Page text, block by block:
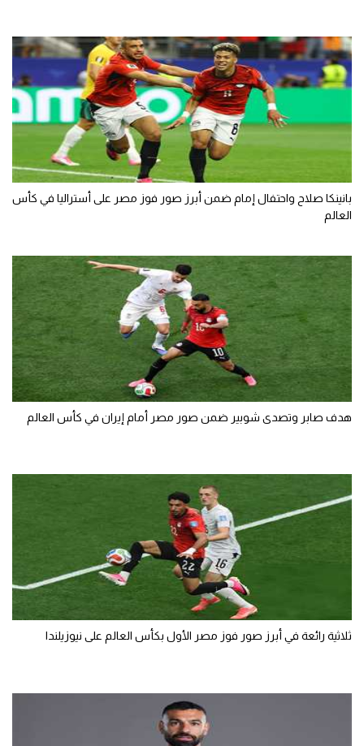
بانينكا صلاح واحتفال إمام ضمن أبرز صور فوز مصر على أستراليا في كأس
العالم
هدف صابر وتصدى شوبير ضمن صور مصر أمام إيران في كأس العالم
ثلاثية رائعة في أبرز صور فوز مصر الأول بكأس العالم على نيوزيلندا